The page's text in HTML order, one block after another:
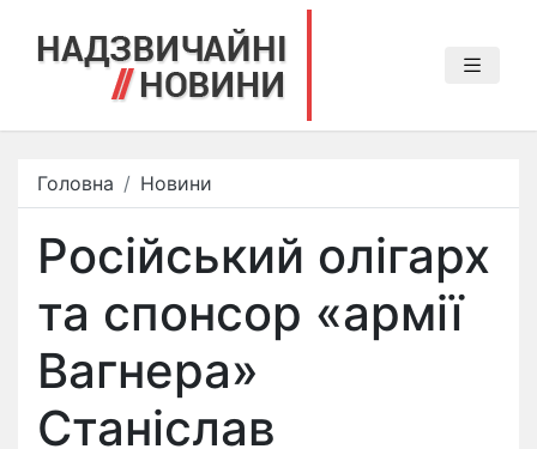
Головна Новини
Російський олігарх
та спонсор «армії
Вагнера»
Станіслав